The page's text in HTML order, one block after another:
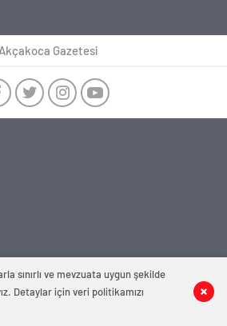
Akçakoca Gazetesi
sınırlı ve mevzuata uygun şekilde
Detaylar için veri politikamızı